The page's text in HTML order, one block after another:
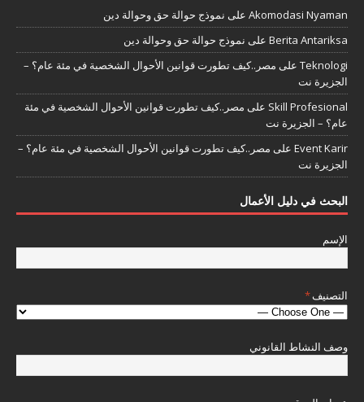
Akomodasi Nyaman على نموذج حوالة حق وحوالة دين
Berita Antariksa على نموذج حوالة حق وحوالة دين
Teknologi على مصر..كيف تطورت قوانين الأحوال الشخصية في مئة عام؟ –
الجزيرة نت
Skill Profesional على مصر..كيف تطورت قوانين الأحوال الشخصية في مئة
عام؟ – الجزيرة نت
Event Karir على مصر..كيف تطورت قوانين الأحوال الشخصية في مئة عام؟ –
الجزيرة نت
البحث في دليل الأعمال
الإسم
التصنيف*
وصف النشاط القانوني